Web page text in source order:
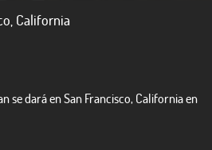
California
se dará en San Francisco, California en